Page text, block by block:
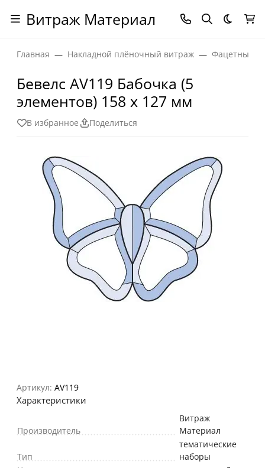
Витраж Материал Темная
Главная Накладной плёночный витраж Фацетные
Бевелс AV119 Бабочка (5
элементов) 158 х 127 мм
В избранное Поделиться
Артикул: AV119
Характеристики
Производитель
Витраж
Материал
Тип
тематические
наборы